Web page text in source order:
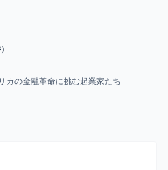
カの金融革命に挑む起業家たち